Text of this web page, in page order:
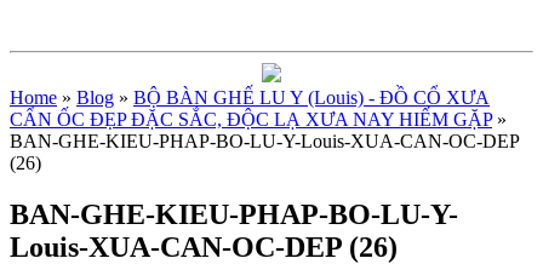
Home » Blog » BỘ BÀN GHẾ LU Y (Louis) - ĐỒ CỔ XƯA
CẨN ỐC ĐẸP ĐẶC SẮC, ĐỘC LẠ XƯA NAY HIẾM GẶP»
BAN-GHE-KIEU-PHAP-BO-LU-Y-Louis-XUA-CAN-OC-DEP
(26)
BAN-GHE-KIEU-PHAP-BO-LU-Y-
Louis-XUA-CAN-OC-DEP (26)